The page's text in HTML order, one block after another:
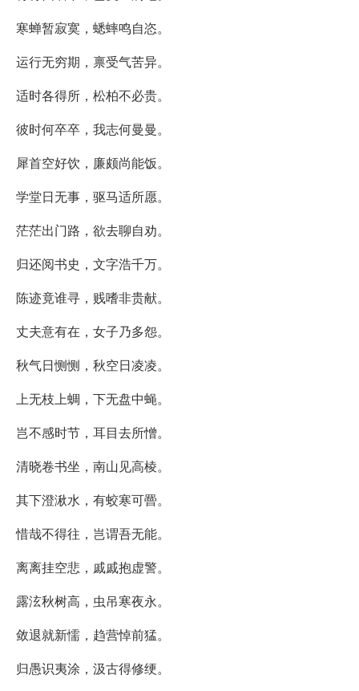
寒蝉暂寂寞，蟋蟀鸣自恣。
运行无穷期，禀受气苦异。
适时各得所，松柏不必贵。
彼时何卒卒，我志何曼曼。
犀首空好饮，廉颇尚能饭。
学堂日无事，驱马适所愿。
茫茫出门路，欲去聊自劝。
归还阅书史，文字浩千万。
陈迹竟谁寻，贱嗜非贵献。
丈夫意有在，女子乃多怨。
秋气日恻恻，秋空日凌凌。
上无枝上蜩，下无盘中蝇。
岂不感时节，耳目去所憎。
清晓卷书坐，南山见高棱。
其下澄湫水，有蛟寒可罾。
惜哉不得往，岂谓吾无能。
离离挂空悲，戚戚抱虚警。
露泫秋树高，虫吊寒夜永。
敛退就新懦，趋营悼前猛。
归愚识夷涂，汲古得修绠。